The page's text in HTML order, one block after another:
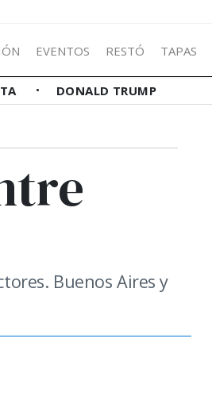
EVENTOS RESTÓ TAPAS
DONALD TRUMP
Buenos Aires y